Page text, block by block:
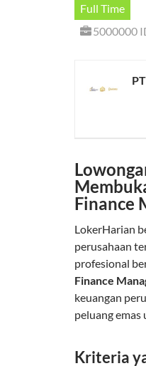
Full Time
5000000
Finance
LokerHarian
perusahaan
profesional
Finance
keuangan
peluang
Kriteria